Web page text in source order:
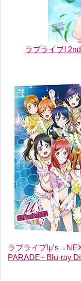
ラブライブ!
ラブライブ
PARADE~ Blu-ray